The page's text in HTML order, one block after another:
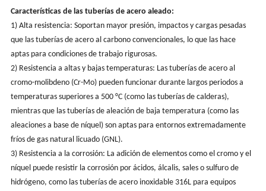
Características de las tuberías de acero aleado:
1) Alta resistencia: Soportan mayor presión, impactos y cargas pesadas
que las tuberías de acero al carbono convencionales, lo que las hace
aptas para condiciones de trabajo rigurosas.
2) Resistencia a altas y bajas temperaturas: Las tuberías de acero al
cromo-molibdeno (Cr-Mo) pueden funcionar durante largos periodos a
temperaturas superiores a 500 °C (como las tuberías de calderas),
mientras que las tuberías de aleación de baja temperatura (como las
aleaciones a base de níquel) son aptas para entornos extremadamente
fríos de gas natural licuado (GNL).
3) Resistencia a la corrosión: La adición de elementos como el cromo y el
níquel puede resistir la corrosión por ácidos, álcalis, sales o sulfuro de
hidrógeno, como las tuberías de acero inoxidable 316L para equipos